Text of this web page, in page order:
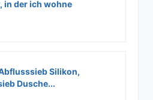
in der ich wohne
Silikon,
Dusche...